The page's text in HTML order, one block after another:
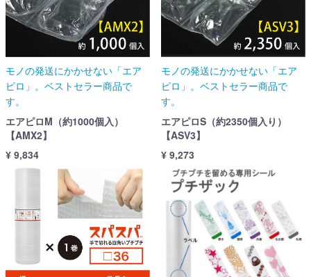
モノの発送にかかせない「エア
ピロ」。ベストセラー商品で
す。
エアピロM（約1000個入）
【AMX2】
¥ 9,834
モノの発送にかかせない「エア
ピロ」。ベストセラー商品で
す。
エアピロS（約2350個入り）
【ASV3】
¥ 9,273